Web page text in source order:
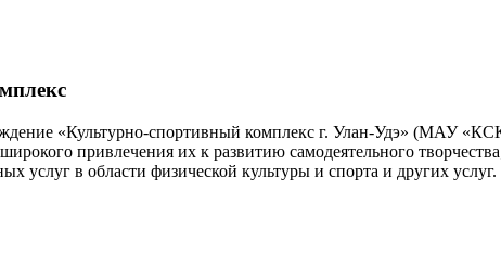
«Культурно-спортивный комплекс г. Улан-Удэ» (МАУ
привлечения их к развитию самодеятельного
услуг в области физической культуры и спорта и других услуг.